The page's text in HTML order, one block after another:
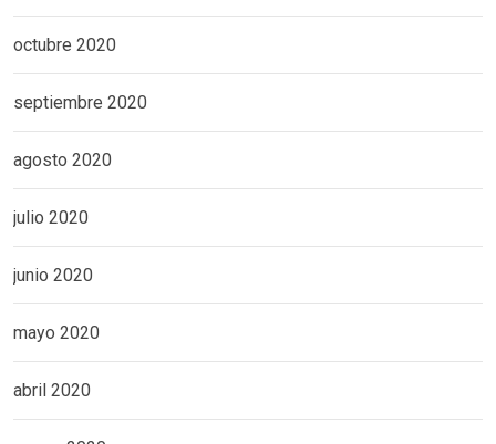
octubre 2020
septiembre 2020
agosto 2020
julio 2020
junio 2020
mayo 2020
abril 2020